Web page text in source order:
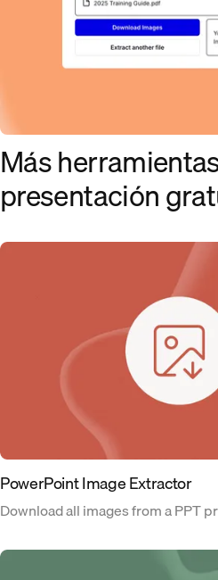
Más
presentación
PowerPoint Image Extractor
Download all images from a PPT